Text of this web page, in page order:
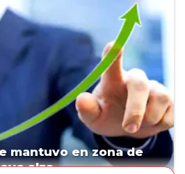
mantuvo en zona de
alza